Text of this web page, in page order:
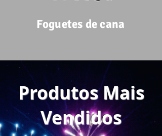
Foguetes de cana
Produtos Mais
Vendidos